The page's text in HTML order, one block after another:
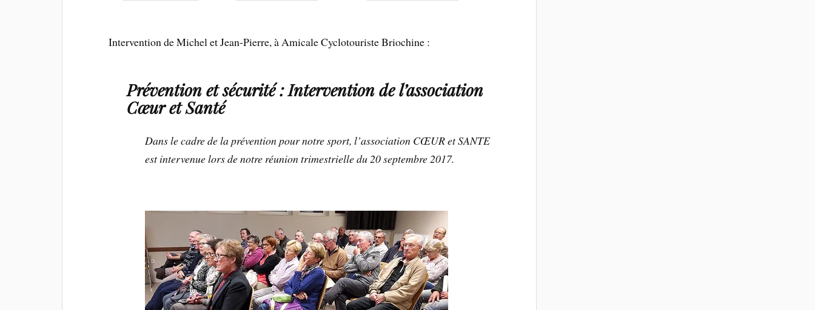
Intervention de Michel et Jean-Pierre, à Amicale Cyclotouriste Briochine :
Prévention et sécurité : Intervention de l’association
Cœur et Santé
Dans le cadre de la prévention pour notre sport, l’association CŒUR et SANTE
est intervenue lors de notre réunion trimestrielle du 20 septembre 2017.